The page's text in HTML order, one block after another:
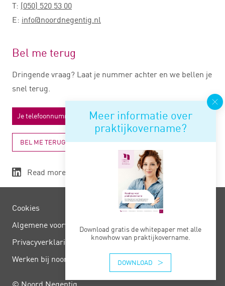
Meer informatie over
praktijkovername?
Download gratis de whitepaper met alle
knowhow van praktijkovername.
DOWNLOAD
T: (050) 520 53 00
E: info@noordnegentig.nl
Bel me terug
Dringende vraag? Laat je nummer achter en we bellen je
snel terug.
BEL ME TERUG
Read more
Cookies
Algemene voorwaarden
Privacy­verklaring
Werken bij noord negentig
© Noord Negentig